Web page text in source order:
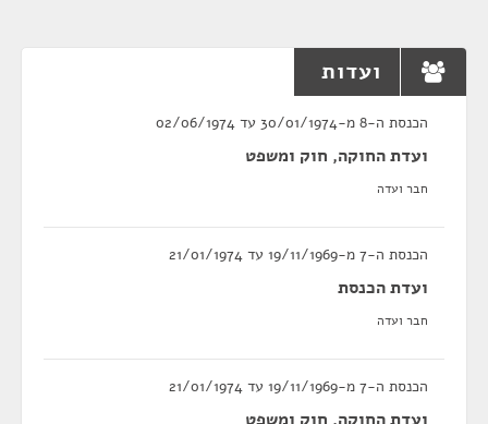
ועדות
הכנסת ה-8 מ-30/01/1974 עד 02/06/1974
ועדת החוקה, חוק ומשפט
חבר ועדה
הכנסת ה-7 מ-19/11/1969 עד 21/01/1974
ועדת הכנסת
חבר ועדה
הכנסת ה-7 מ-19/11/1969 עד 21/01/1974